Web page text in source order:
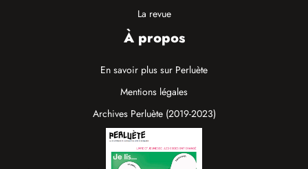
La revue
À propos
En savoir plus sur Perluète
Mentions légales
Archives Perluète (2019-2023)